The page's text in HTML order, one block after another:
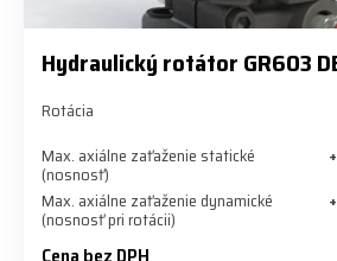
Hydraulický rotátor GR603
Rotácia
Max. axiálne zaťaženie statické
(nosnosť)
Max. axiálne zaťaženie dynamické
(nosnosť pri rotácii)